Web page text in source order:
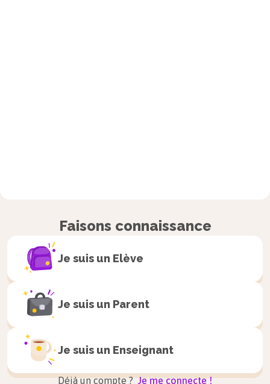
Faisons connaissance
Je suis un Elève
Je suis un Parent
Je suis un Enseignant
Déjà un compte ? Je me connecte !